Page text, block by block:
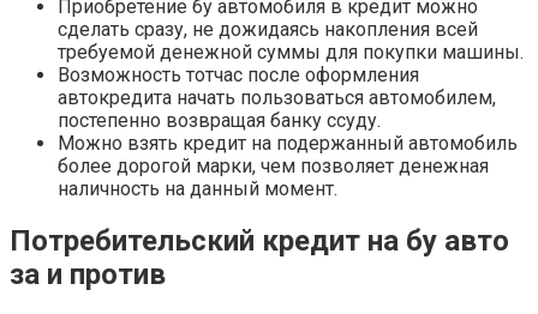
Приобретение бу автомобиля в кредит можно
сделать сразу, не дожидаясь накопления всей
требуемой денежной суммы для покупки машины.
Возможность тотчас после оформления
автокредита начать пользоваться автомобилем,
постепенно возвращая банку ссуду.
Можно взять кредит на подержанный автомобиль
более дорогой марки, чем позволяет денежная
наличность на данный момент.
Потребительский кредит на бу авто
за и против